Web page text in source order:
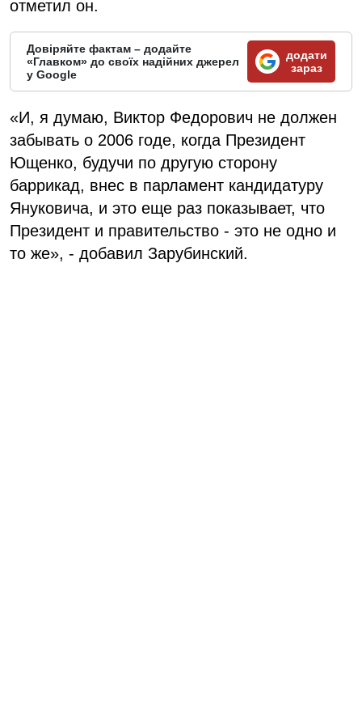
отметил он.
Довіряйте фактам – додайте
«Главком» до своїх надійних джерел
у Google
додати
зараз
«И, я думаю, Виктор Федорович не должен
забывать о 2006 годе, когда Президент
Ющенко, будучи по другую сторону
баррикад, внес в парламент кандидатуру
Януковича, и это еще раз показывает, что
Президент и правительство - это не одно и
то же», - добавил Зарубинский.